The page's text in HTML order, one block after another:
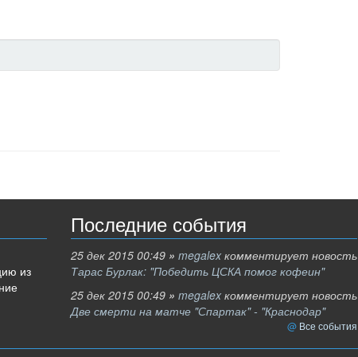
из
Последние события
25 дек 2015 00:49 » megalex комментирует новость
Тарас Бурлак: "Победить ЦСКА помог кофеин"
25 дек 2015 00:49 » megalex комментирует новость
Две смерти на матче "Спартак" - "Краснодар"
Все события